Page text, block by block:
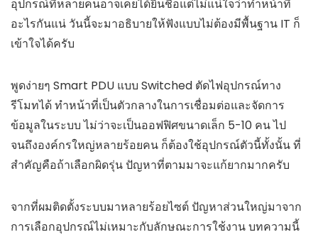
อุปกรณ์ที่หลายคนอาจเคยได้ยินชื่อแต่ไม่แน่ใจว่าทำหน้าที่
อะไรกันแน่ วันนี้จะมาอธิบายให้ฟังแบบไม่ต้องมีพื้นฐาน IT ก็
เข้าใจได้ครับ
พูดง่ายๆ Smart PDU แบบ Switched ตัดไฟอุปกรณ์ทาง
รีโมทได้ ทำหน้าที่เป็นตัวกลางในการเชื่อมต่อและจัดการ
ข้อมูลในระบบ ไม่ว่าจะเป็นออฟฟิศขนาดเล็ก 5-10 คน ไป
จนถึงองค์กรใหญ่หลายร้อยคน ก็ต้องใช้อุปกรณ์ตัวนี้ทั้งนั้น ที่
สำคัญคือถ้าเลือกผิดรุ่น ปัญหาที่ตามมาจะแก้ยากมากครับ
จากที่ผมติดตั้งระบบมาหลายร้อยไซต์ ปัญหาส่วนใหญ่มาจาก
การเลือกอุปกรณ์ไม่เหมาะกับลักษณะการใช้งาน บทความนี้